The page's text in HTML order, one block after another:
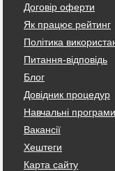
Договір оферти
Як працює рейтинг
Політика
Питання-відповідь
Блог
Довідник процедур
Навчальні програми
Вакансії
Хештеги
Карта сайту